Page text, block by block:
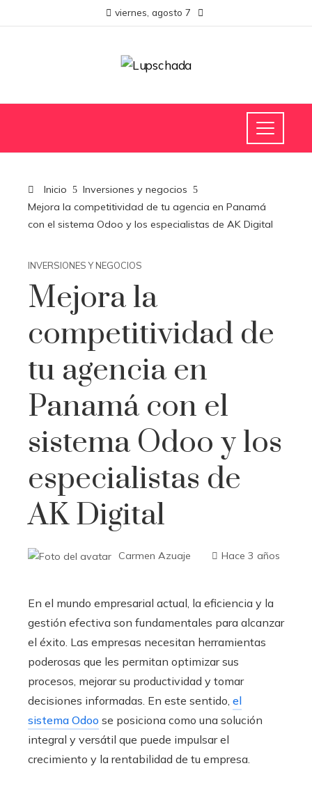
viernes, agosto 7
Inicio
Inversiones y negocios
Mejora la competitividad de tu agencia en Panamá
con el sistema Odoo y los especialistas de AK Digital
INVERSIONES Y NEGOCIOS
Mejora la
competitividad de
tu agencia en
Panamá con el
sistema Odoo y los
especialistas de
AK Digital
Carmen Azuaje Hace 3 años
En el mundo empresarial actual, la eficiencia y la
gestión efectiva son fundamentales para alcanzar
el éxito. Las empresas necesitan herramientas
poderosas que les permitan optimizar sus
procesos, mejorar su productividad y tomar
decisiones informadas. En este sentido, el
sistema Odoo se posiciona como una solución
integral y versátil que puede impulsar el
crecimiento y la rentabilidad de tu empresa.